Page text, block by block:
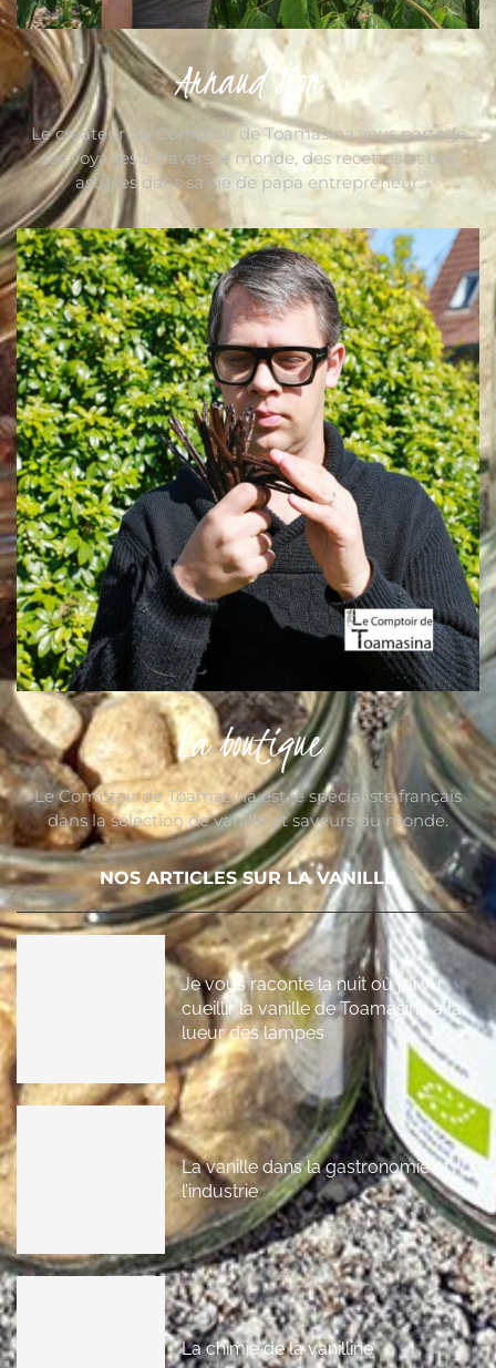
Arnaud Sion
Le créateur du Comptoir de Toamasina vous partage
ses voyages à travers le monde, des recettes et des
astuces dans sa vie de papa entrepreneur.
La boutique
Le Comptoir de Toamasina est le spécialiste français
dans la sélection de vanille et saveurs du monde.
NOS ARTICLES SUR LA VANILLE
Je vous raconte la nuit où j’ai vu
cueillir la vanille de Toamasina à la
lueur des lampes
La vanille dans la gastronomie et
l’industrie
La chimie de la vanilline